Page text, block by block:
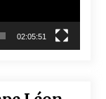
02:05:51